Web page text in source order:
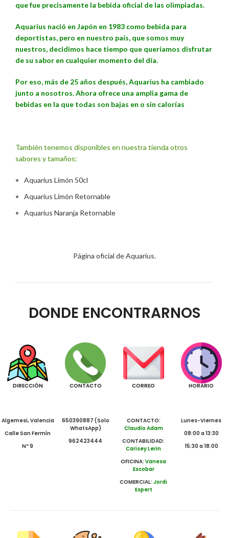
que fue precisamente la bebida oficial de las olimpiadas.
Aquarius nació en Japón en 1983 como bebida para
deportistas, pero en nuestro país, que somos muy
nuestros, decidimos hace tiempo que queríamos disfrutar
de su sabor en cualquier momento del día.
Por eso, más de 25 años después, Aquarius ha cambiado
junto a nosotros. Ahora ofrece una amplia gama de
bebidas en la que todas son bajas en o sin calorías
También tenemos disponibles en nuestra tienda otros
sabores y tamaños:
Aquarius Limón 50cl
Aquarius Limón Retornable
Aquarius Naranja Retornable
Página oficial de Aquarius.
DONDE ENCONTRARNOS
DIRECCIÓN
Algemesi, Valencia
Calle San Fermín
Nº 9
CONTACTO
650390887 (Solo
WhatsApp)
962423444
CORREO
CONTACTO:
Claudio Adam
CONTABILIDAD:
Carisey Lerin
OFICINA:Vanesa
Escobar
COMERCIAL:Jordi
Espert
HORARIO
Lunes-Viernes
08:00 a 13:30
15:30 a 18:00